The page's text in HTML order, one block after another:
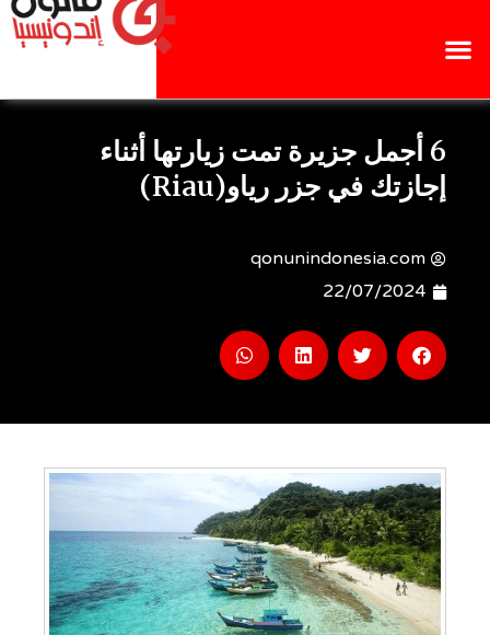
6 أجمل جزيرة تمت زيارتها أثناء
إجازتك في جزر رياو(Riau)
qonunindonesia.com
22/07/2024